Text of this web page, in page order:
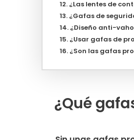
¿Las lentes de
¿Gafas de
¿Diseño anti-
¿Usar gafas de
¿Son las gafas
¿Qué